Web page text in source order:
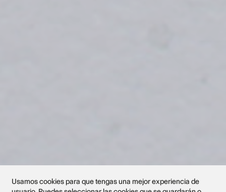
Usamos cookies para que tengas una mejor experiencia de